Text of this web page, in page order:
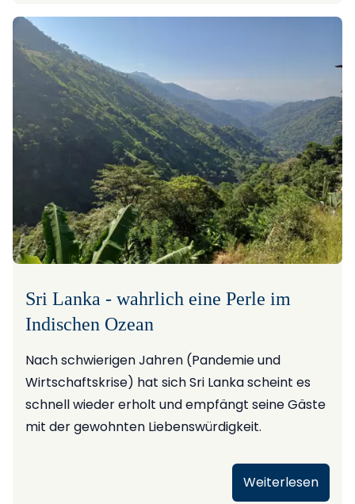
Sri Lanka - wahrlich eine Perle im
Indischen Ozean
Nach schwierigen Jahren (Pandemie und
Wirtschaftskrise) hat sich Sri Lanka scheint es
schnell wieder erholt und empfängt seine Gäste
mit der gewohnten Liebenswürdigkeit.
Weiterlesen